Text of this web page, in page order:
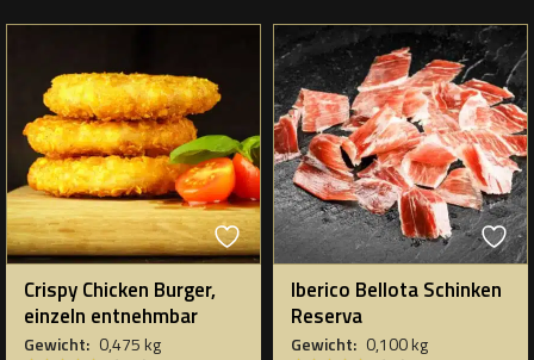
Crispy Chicken Burger,
einzeln entnehmbar
Gewicht: 0,475 kg
Iberico Bellota Schinken
Reserva
Gewicht: 0,100 kg